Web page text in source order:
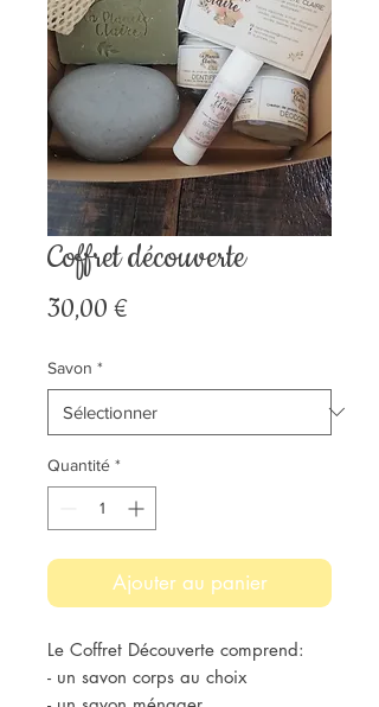
Coffret découverte
30,00 €Prix
Savon *
Quantité *
Ajouter au panier
Le Coffret Découverte comprend:
- un savon corps au choix